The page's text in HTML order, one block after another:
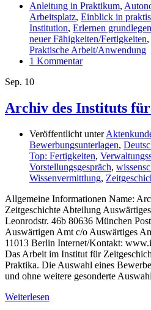
Anleitung in Praktikum,
Arbeitsplatz, Einblick in
Institution, Erlernen
neuer Fähigkeiten/Fertigkeiten,
Praktische Arbeit/Anwendung
1 Kommentar
Sep. 10
Archiv des Instituts
Veröffentlicht unter
Bewerbungsunterlagen,
Top: Fertigkeiten,
Vorstellungsgespräch,
Wissenvermittlung,
Allgemeine Informationen Name:
Zeitgeschichte Abteilung
Leonrodstr. 46b 80636 München
Auswärtigen Amt c/o Auswärtiges
11013 Berlin Internet/Kontakt:
Das Arbeit im Institut für
Praktika. Die Auswahl eines
und ohne weitere gesonderte
Weiterlesen